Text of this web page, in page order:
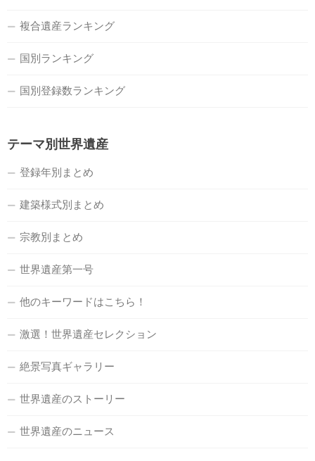
複合遺産ランキング
国別ランキング
国別登録数ランキング
テーマ別世界遺産
登録年別まとめ
建築様式別まとめ
宗教別まとめ
世界遺産第一号
他のキーワードはこちら！
激選！世界遺産セレクション
絶景写真ギャラリー
世界遺産のストーリー
世界遺産のニュース